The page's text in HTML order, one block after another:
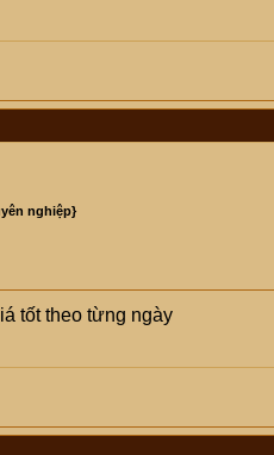
nghiệp}
tốt theo từng ngày